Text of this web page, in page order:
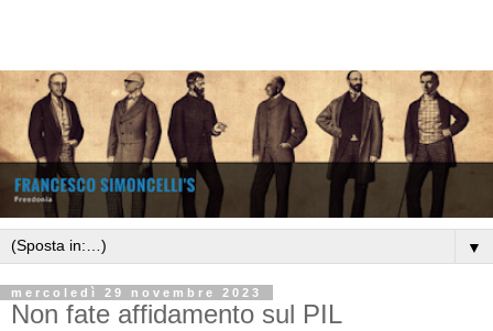
▼
mercoledì 29 novembre 2023
Non fate affidamento sul PIL